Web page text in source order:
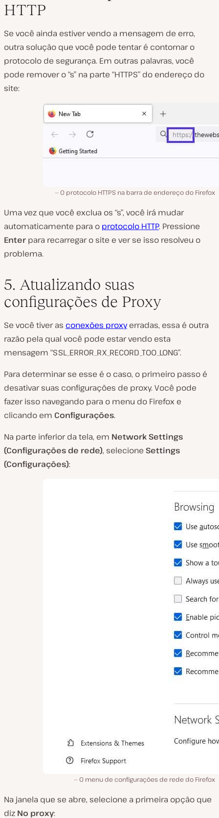
HTTP
Se você ainda estiver vendo a mensagem de erro,
outra solução que você pode tentar é contornar o
protocolo de segurança. Em outras palavras, você
pode remover o “s” na parte “HTTPS” do endereço do
site:
O protocolo HTTPS na barra de endereço do Firefox
Uma vez que você exclua os “s”, você irá mudar
automaticamente para o protocolo HTTP. Pressione
Enter para recarregar o site e ver se isso resolveu o
problema.
5. Atualizando suas
configurações de Proxy
Se você tiver as conexões proxyerradas, essa é outra
razão pela qual você pode estar vendo esta
mensagem “SSL_ERROR_RX_RECORD_TOO_LONG”.
Para determinar se esse é o caso, o primeiro passo é
desativar suas configurações de proxy. Você pode
fazer isso navegando para o menu do Firefox e
clicando em Configurações.
Na parte inferior da tela, em Network Settings
(Configurações de rede), selecione Settings
(Configurações):
O menu de configurações de rede do Firefox
Na janela que se abre, selecione a primeira opção que
diz No proxy: